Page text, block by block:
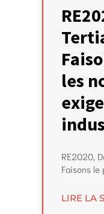
les
RE2020,
Faisons
LIRE LA